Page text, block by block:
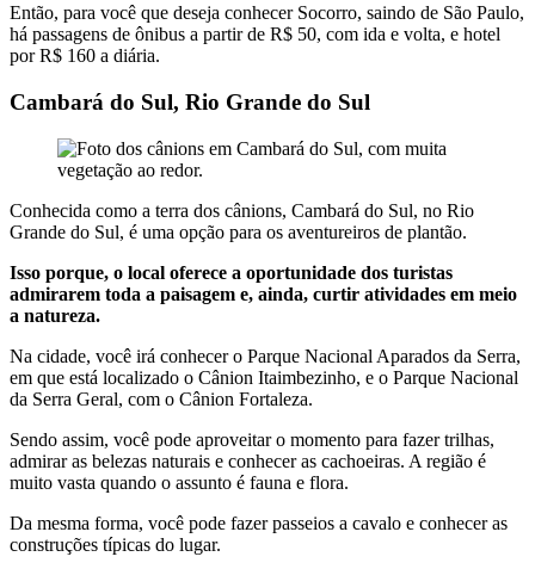
Então, para você que deseja conhecer Socorro, saindo de São Paulo,
há passagens de ônibus a partir de R$ 50, com ida e volta, e hotel
por R$ 160 a diária.
Cambará do Sul, Rio Grande do Sul
Conhecida como a terra dos cânions, Cambará do Sul, no Rio
Grande do Sul, é uma opção para os aventureiros de plantão.
Isso porque, o local oferece a oportunidade dos turistas
admirarem toda a paisagem e, ainda, curtir atividades em meio
a natureza.
Na cidade, você irá conhecer o Parque Nacional Aparados da Serra,
em que está localizado o Cânion Itaimbezinho, e o Parque Nacional
da Serra Geral, com o Cânion Fortaleza.
Sendo assim, você pode aproveitar o momento para fazer trilhas,
admirar as belezas naturais e conhecer as cachoeiras. A região é
muito vasta quando o assunto é fauna e flora.
Da mesma forma, você pode fazer passeios a cavalo e conhecer as
construções típicas do lugar.